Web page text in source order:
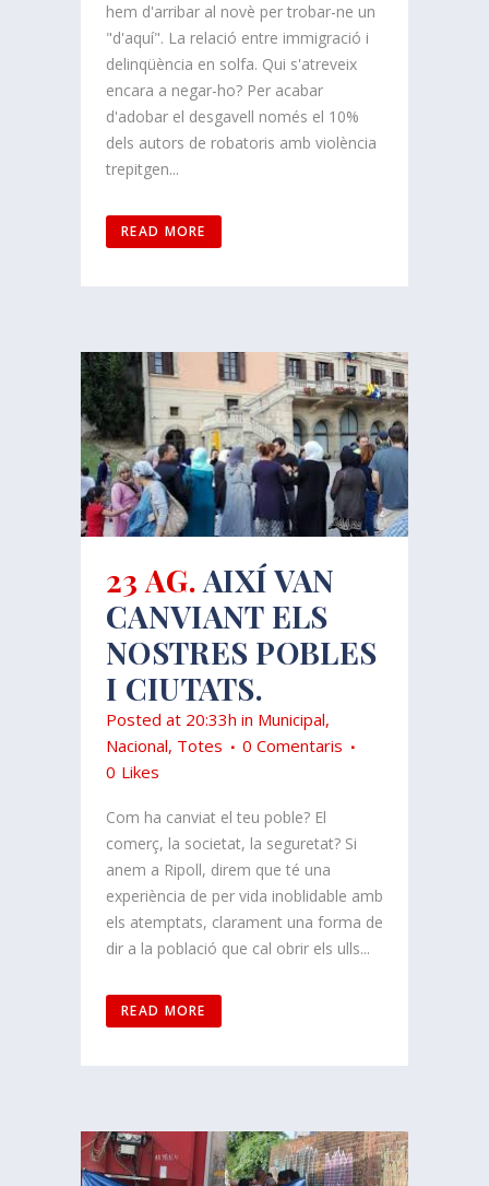
hem d'arribar al novè per trobar-ne un
"d'aquí". La relació entre immigració i
delinqüència en solfa. Qui s'atreveix
encara a negar-ho? Per acabar
d'adobar el desgavell només el 10%
dels autors de robatoris amb violència
trepitgen...
READ MORE
23 AG.AIXÍ VAN
CANVIANT ELS
NOSTRES POBLES
I CIUTATS.
Posted at 20:33h in Municipal,
Nacional, Totes
0 Comentaris
0 Likes
Com ha canviat el teu poble? El
comerç, la societat, la seguretat? Si
anem a Ripoll, direm que té una
experiència de per vida inoblidable amb
els atemptats, clarament una forma de
dir a la població que cal obrir els ulls...
READ MORE